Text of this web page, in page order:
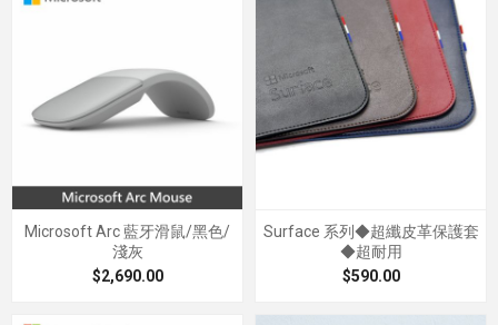
Microsoft Arc 藍牙滑鼠/黑色/
淺灰
$2,690.00
Surface 系列◆超纖皮革保護套
◆超耐用
$590.00